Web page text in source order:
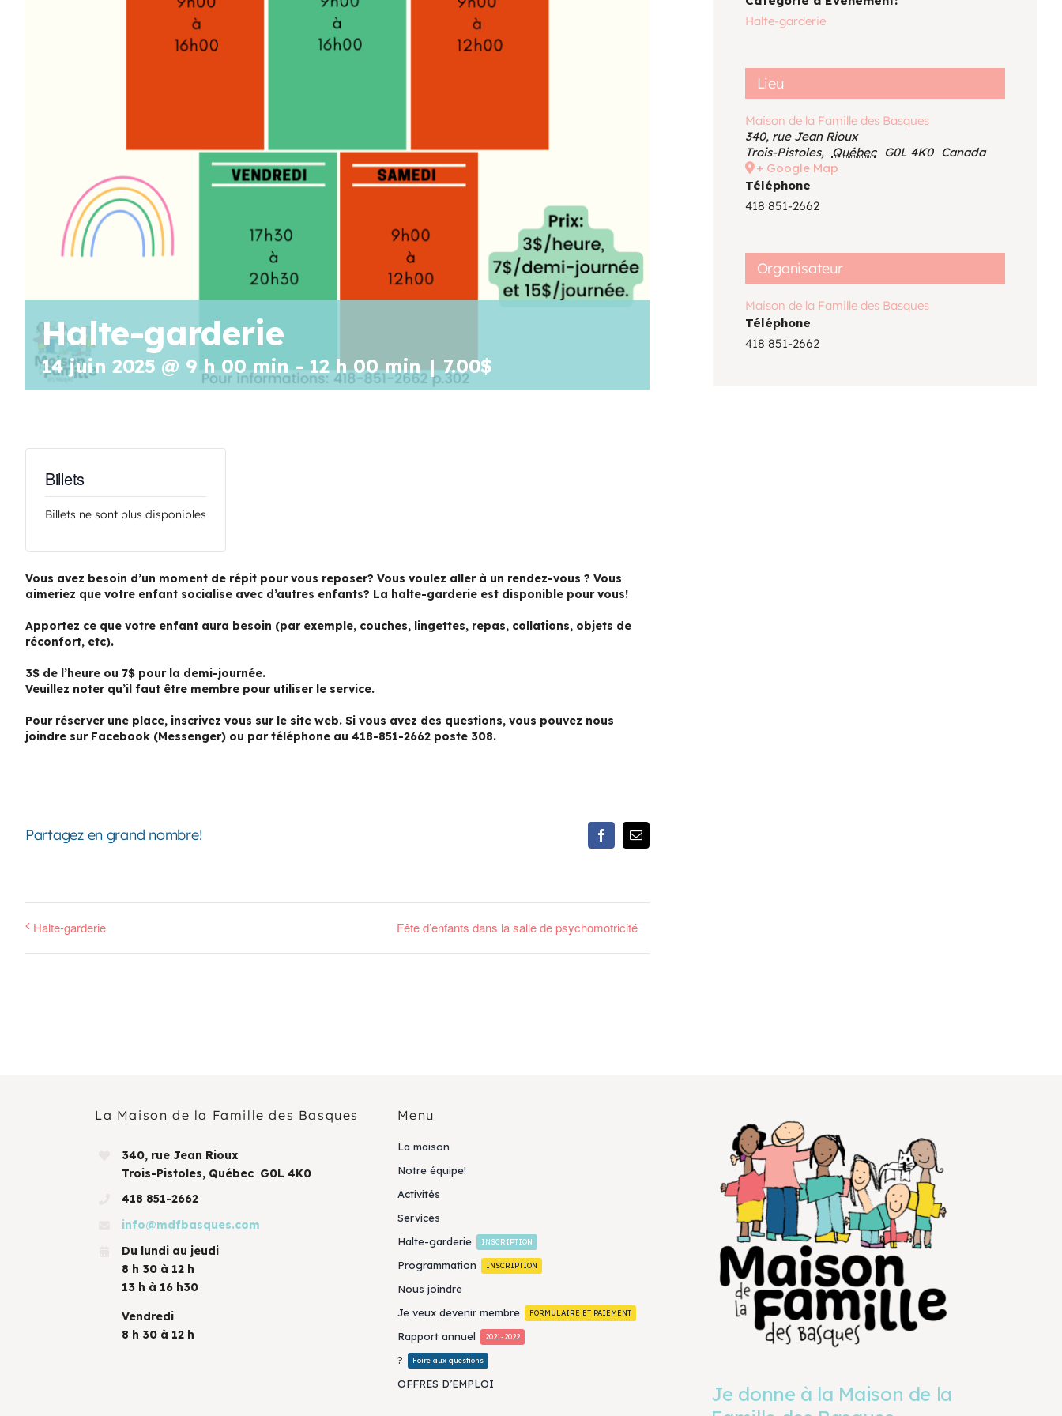
13 H 30 Min
Voir Le Calendrier
Halte-garderie
14 juin 2025 @ 9 h 00 min-12 h 00 min | 7.00$
Billets
Billets ne sont plus disponibles
Vous avez besoin d’un moment de répit pour vous reposer? Vous voulez aller à un rendez-vous ? Vous
aimeriez que votre enfant socialise avec d’autres enfants? La halte-garderie est disponible pour vous!
Apportez ce que votre enfant aura besoin (par exemple, couches, lingettes, repas, collations, objets de
réconfort, etc).
3$ de l’heure ou 7$ pour la demi-journée.
Veuillez noter qu’il faut être membre pour utiliser le service.
Pour réserver une place, inscrivez vous sur le site web. Si vous avez des questions, vous pouvez nous
joindre sur Facebook (Messenger) ou par téléphone au 418-851-2662 poste 308.
Partagez en grand nombre! FacebookEmail
Halte-garderie Fête d’enfants dans la salle de psychomotricité
Halte-garderie
Lieu
Maison de la Famille des Basques
340, rue Jean Rioux
Trois-Pistoles, Québec G0L 4K0 Canada
+ Google Map
Téléphone
418 851-2662
Organisateur
Maison de la Famille des Basques
Téléphone
418 851-2662
La Maison de la Famille des Basques
340, rue Jean Rioux
Trois-Pistoles, Québec G0L 4K0
418 851-2662
info@mdfbasques.com
Du lundi au jeudi
8 h 30 à 12 h
13 h à 16 h30
Vendredi
8 h 30 à 12 h
Menu
La maison
Notre équipe!
Activités
Services
Halte-garderie
INSCRIPTION
Programmation INSCRIPTION
Nous joindre
Je veux devenir membre
FORMULAIRE ET PAIEMENT
Rapport annuel 2021-2022
? Foire aux questions
OFFRES D’EMPLOI
Je donne à la Maison de la